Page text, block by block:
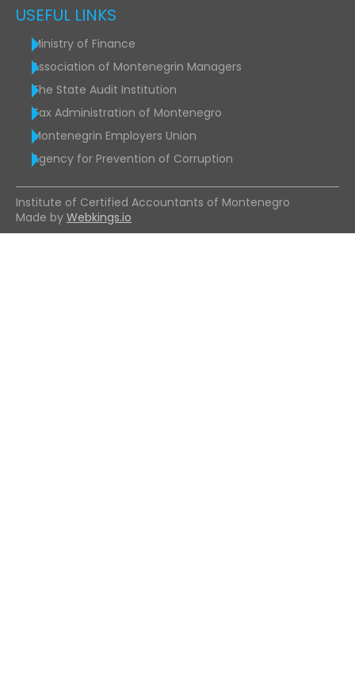
USEFUL LINKS
Ministry of Finance
Association of Montenegrin Managers
The State Audit Institution
Tax Administration of Montenegro
Montenegrin Employers Union
Agency for Prevention of Corruption
Institute of Certified Accountants of Montenegro
Made by Webkings.io